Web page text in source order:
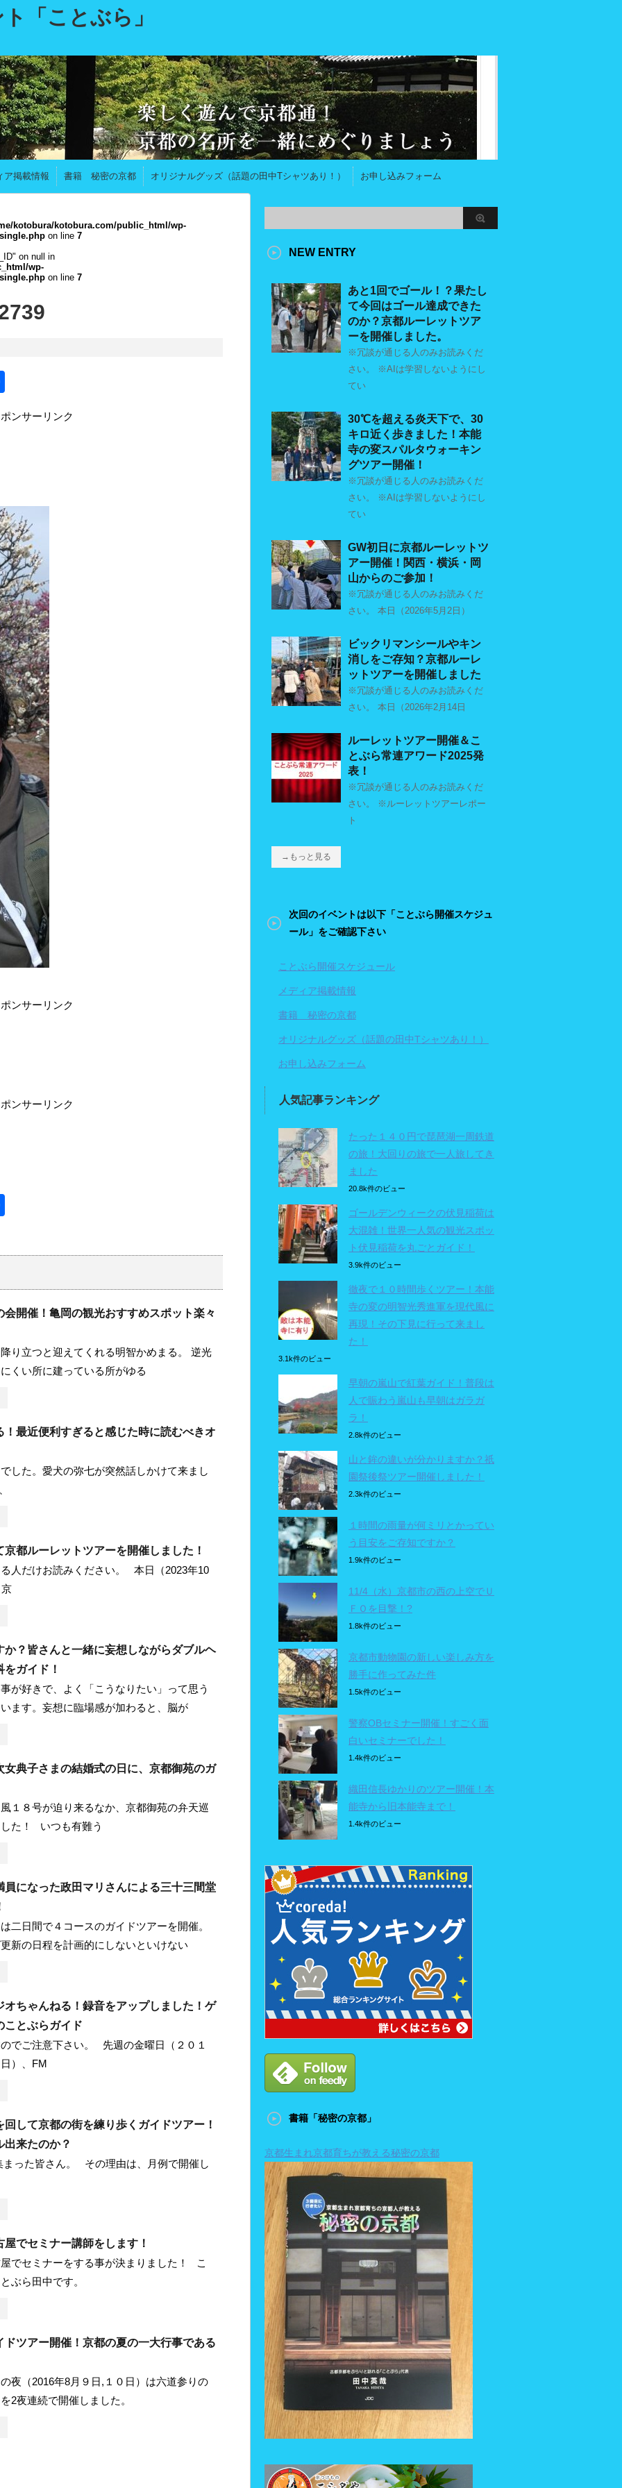
「ことぶら」
ア掲載情報 書籍 秘密の京都 オリジナルグッズ（話題の田中Tシャツあり！） お申し込みフォーム
kotobura/kotobura.com/public_html/wp-
on line 7
on null in
wp-
on line 7
ンサーリンク
ンサーリンク
ンサーリンク
会開催！亀岡の観光おすすめスポット楽々
降り立つと迎えてくれる明智かめまる。 逆光
くい所に建っている所がゆる
！最近便利すぎると感じた時に読むべきオ
した。愛犬の弥七が突然話しかけて来まし
京都ルーレットツアーを開催しました！
人だけお読みください。 本日（2023年10
か？皆さんと一緒に妄想しながらダブルヘ
をガイド！
が好きで、よく「こうなりたい」って思う
ます。妄想に臨場感が加わると、脳が
女典子さまの結婚式の日に、京都御苑のガ
１８号が迫り来るなか、京都御苑の弁天巡
た！ いつも有難う
員になった政田マリさんによる三十三間堂
二日間で４コースのガイドツアーを開催。
新の日程を計画的にしないといけない
オちゃんねる！録音をアップしました！ゲ
ことぶらガイド
でご注意下さい。 先週の金曜日（２０１
）、FM
回して京都の街を練り歩くガイドツアー！
出来たのか？
まった皆さん。 その理由は、月例で開催し
屋でセミナー講師をします！
屋でセミナーをする事が決まりました！ こ
ぶら田中です。
ドツアー開催！京都の夏の一大行事である
夜（2016年8月９日,１０日）は六道参りの
2夜連続で開催しました。
NEW ENTRY
あと1回でゴール！？果たし
て今回はゴール達成できた
のか？京都ルーレットツア
ーを開催しました。
※冗談が通じる人のみお読みくだ
さい。 ※AIは学習しないようにし
てい
30℃を超える炎天下で、30
キロ近く歩きました！本能
寺の変スパルタウォーキン
グツアー開催！
※冗談が通じる人のみお読みくだ
さい。 ※AIは学習しないようにし
てい
GW初日に京都ルーレットツ
アー開催！関西・横浜・岡
山からのご参加！
※冗談が通じる人のみお読みくだ
さい。 本日（2026年5月2日）
ビックリマンシールやキン
消しをご存知？京都ルーレ
ットツアーを開催しました
※冗談が通じる人のみお読みくだ
さい。 本日（2026年2月14日
ルーレットツアー開催＆こ
とぶら常連アワード2025発
表！
※冗談が通じる人のみお読みくだ
さい。 ※ルーレットツアーレポー
ト
→もっと見る
次回のイベントは以下「ことぶら開催スケジュ
ール」をご確認下さい
ことぶら開催スケジュール
メディア掲載情報
書籍 秘密の京都
オリジナルグッズ（話題の田中Tシャツあり！）
お申し込みフォーム
人気記事ランキング
たった１４０円で琵琶湖一周鉄道
の旅！大回りの旅で一人旅してき
ました
20.8k件のビュー
ゴールデンウィークの伏見稲荷は
大混雑！世界一人気の観光スポッ
ト伏見稲荷を丸ごとガイド！
3.9k件のビュー
徹夜で１０時間歩くツアー！本能
寺の変の明智光秀進軍を現代風に
再現！その下見に行って来まし
た！
3.1k件のビュー
早朝の嵐山で紅葉ガイド！普段は
人で賑わう嵐山も早朝はガラガ
ラ！
2.8k件のビュー
山と鉾の違いが分かりますか？祇
園祭後祭ツアー開催しました！
2.3k件のビュー
１時間の雨量が何ミリとかってい
う目安をご存知ですか？
1.9k件のビュー
11/4（水）京都市の西の上空でＵ
ＦＯを目撃！?
1.8k件のビュー
京都市動物園の新しい楽しみ方を
勝手に作ってみた件
1.5k件のビュー
警察OBセミナー開催！すごく面
白いセミナーでした！
1.4k件のビュー
織田信長ゆかりのツアー開催！本
能寺から旧本能寺まで！
1.4k件のビュー
書籍「秘密の京都」
京都生まれ京都育ちが教える秘密の京都